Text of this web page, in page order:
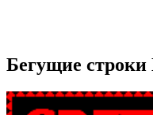
Бегущие